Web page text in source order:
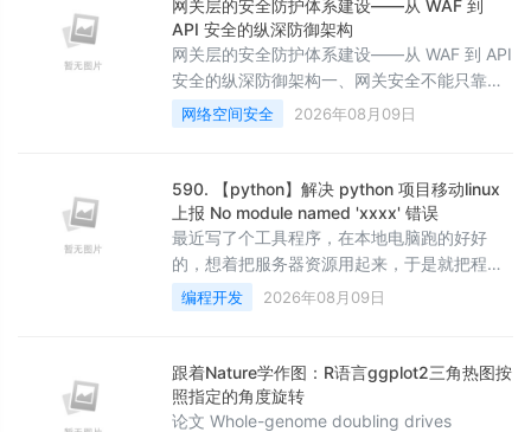
网关层的安全防护体系建设——从 WAF 到
API 安全的纵深防御架构
网关层的安全防护体系建设——从 WAF 到 API
安全的纵深防御架构一、网关安全不能只靠一
层 WAF很多团队对网关安全的理解是&#34;在
Nginx 前面加一个 WAF 就差不多了&#34;。
常见的 Web 攻击&#xff0c;但现代 API 的安全
威胁已经远远超出了这个范围。内部 API 被未
授权服务调用、敏感数据在响应中泄露、接口
被恶意
网络空间安全 2026年08月09日
590. 【python】解决 python 项目移动linux
上报 No module named 'xxxx' 错误
最近写了个工具程序，在本地电脑跑的好好
的，想着把服务器资源用起来，于是就把程序
迁移到linux上，结果如图所示，直接给我来了
个“No module named 'servers'”
python3
servers/xxxxxxx/mysystem/main_xxxx.py
Traceback (most recent call
编程开发 2026年08月09日
跟着Nature学作图：R语言ggplot2三角热图按
照指定的角度旋转
论文 Whole-genome doubling drives